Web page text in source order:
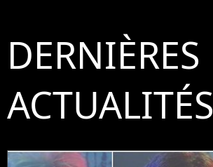
DERNIÈRES
ACTUALITÉS